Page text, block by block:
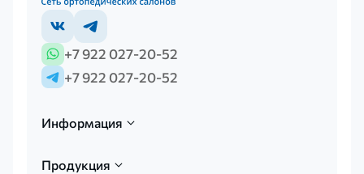
+7 922 027-20-52
+7 922 027-20-52
Информация
Продукция